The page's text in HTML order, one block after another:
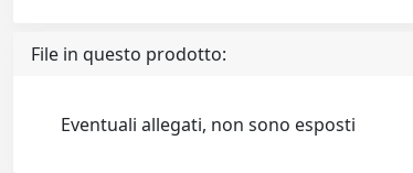
File in questo prodotto:
Eventuali allegati, non sono esposti